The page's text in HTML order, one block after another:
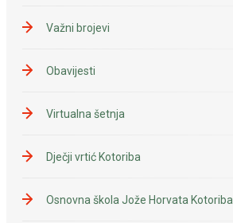
Važni brojevi
Obavijesti
Virtualna šetnja
Dječji vrtić Kotoriba
Osnovna škola Jože Horvata Kotoriba